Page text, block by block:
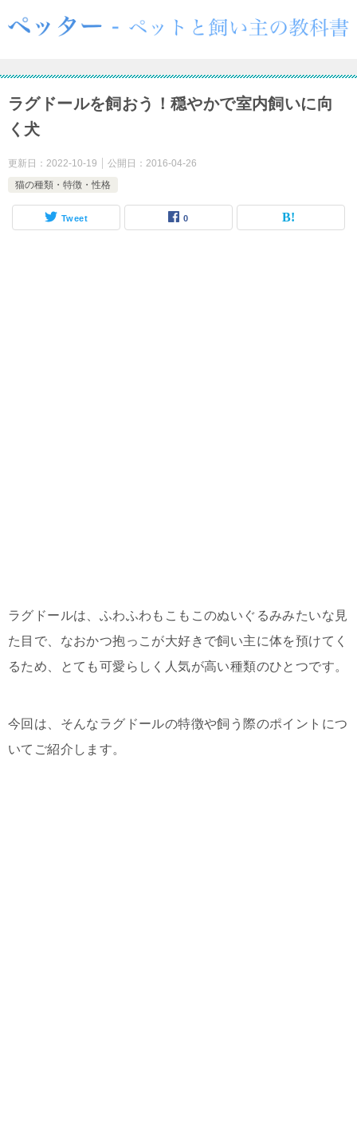
ラグドールを飼おう！穏やかで室内飼いに向
く犬
更新日： 2022-10-19 公開日： 2016-04-26
猫の種類・特徴・性格
Tweet 0
ラグドールは、ふわふわもこもこのぬいぐるみみたいな見
た目で、なおかつ抱っこが大好きで飼い主に体を預けてく
るため、とても可愛らしく人気が高い種類のひとつです。
今回は、そんなラグドールの特徴や飼う際のポイントにつ
いてご紹介します。